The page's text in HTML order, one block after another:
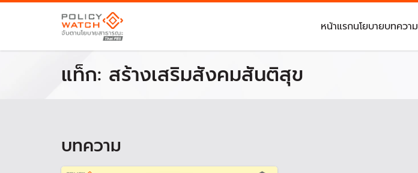
หน้าแรกนโยบายบทความ
แท็ก: สร้างเสริมสังคมสันติสุข
บทความ